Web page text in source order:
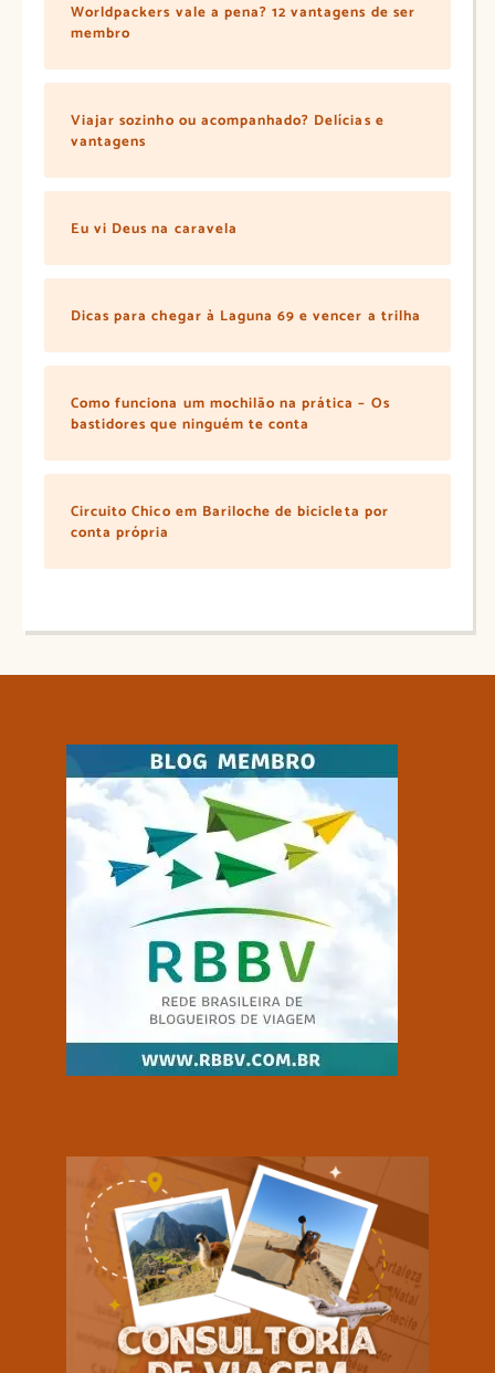
Worldpackers vale a pena? 12 vantagens de ser
membro
Viajar sozinho ou acompanhado? Delícias e
vantagens
Eu vi Deus na caravela
Dicas para chegar à Laguna 69 e vencer a trilha
Como funciona um mochilão na prática – Os
bastidores que ninguém te conta
Circuito Chico em Bariloche de bicicleta por
conta própria